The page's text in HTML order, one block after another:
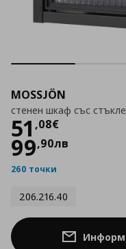
MOSSJÖN
стенен шкаф със
51 ,08€
Цена
99,90лв
260 точки
206.216.40